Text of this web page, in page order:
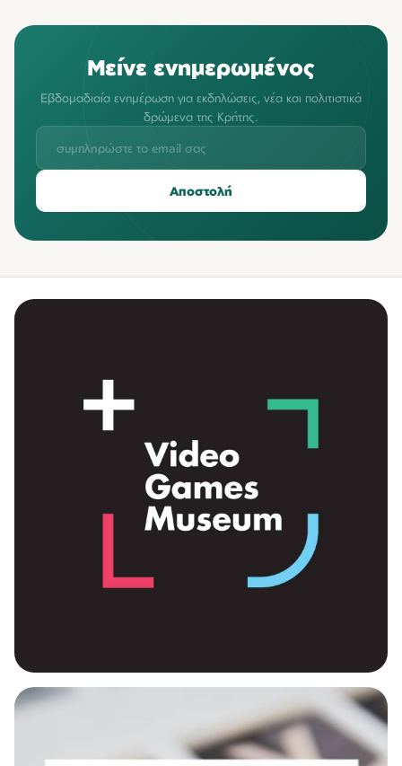
Μείνε ενημερωμένος
Εβδομαδιαία ενημέρωση για εκδηλώσεις, νέα και πολιτιστικά
δρώμενα της Κρήτης.
Αποστολή